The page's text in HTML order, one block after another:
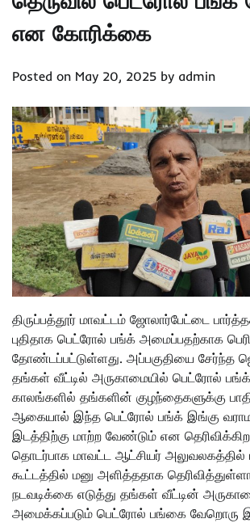
என கோரிக்கை
Posted on May 20, 2025 by admin
திருப்பத்தூர் மாவட்டம் ஜோலார்பேட்டை
புதிதாக பெட்ரோல் பங்க் அமைப்பதற்காக
தோண்டப்பட்டுள்ளது. அப்பகுதியை சேர்ந்த
தங்கள் வீட்டில் அருகாமையில் பெட்ரோல்
காலங்களில் தங்களின் குழந்தைகளுக்கு
ஆகையால் இந்த பெட்ரோல் பங்க் இங்கு
இடத்திற்கு மாற்ற வேண்டும் என
தொடர்பாக மாவட்ட ஆட்சியர் அலுவலகத்தில்
கூட்டத்தில் மனு அளித்ததாக
நடவடிக்கை எடுத்து தங்கள் வீட்டின்
அமைக்கப்படும் பெட்ரோல் பங்கை வேறொரு